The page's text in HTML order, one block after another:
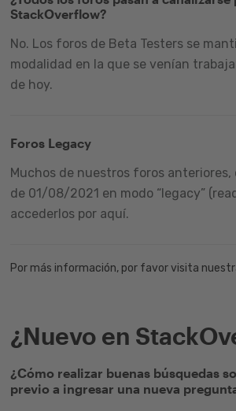
StackOverflow?
No. Los foros de Beta Testers se
modalidad en la que se venían
de hoy.
Foros Legacy
Muchos de nuestros foros
de 01/08/2021 en modo “legacy”
accederlos por aquí.
Por más información, por favor visita
¿Nuevo en
¿Cómo realizar buenas búsquedas
previo a ingresar una nueva